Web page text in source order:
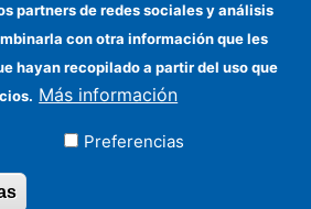
Ayudas FEDER
financiadores
Contacto
Cómo llegar
partners de redes sociales y análisis
con otra información que les
hayan recopilado a partir del uso que
Más información
Preferencias